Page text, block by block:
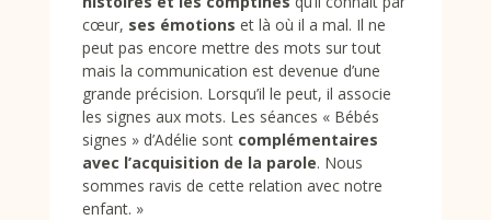
cœur, ses émotions et là où il a mal. Il ne
peut pas encore mettre des mots sur tout
mais la communication est devenue d’une
grande précision. Lorsqu’il le peut, il associe
les signes aux mots. Les séances « Bébés
signes » d’Adélie sont complémentaires
avec l’acquisition de la parole. Nous
sommes ravis de cette relation avec notre
enfant. »